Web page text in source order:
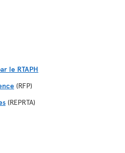
le RTAPH
(RFP)
(REPRTA)